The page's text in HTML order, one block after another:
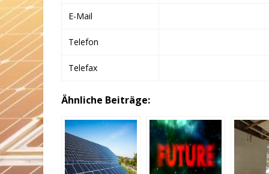
E-Mail
Telefon
Telefax
Ähnliche Beiträge: